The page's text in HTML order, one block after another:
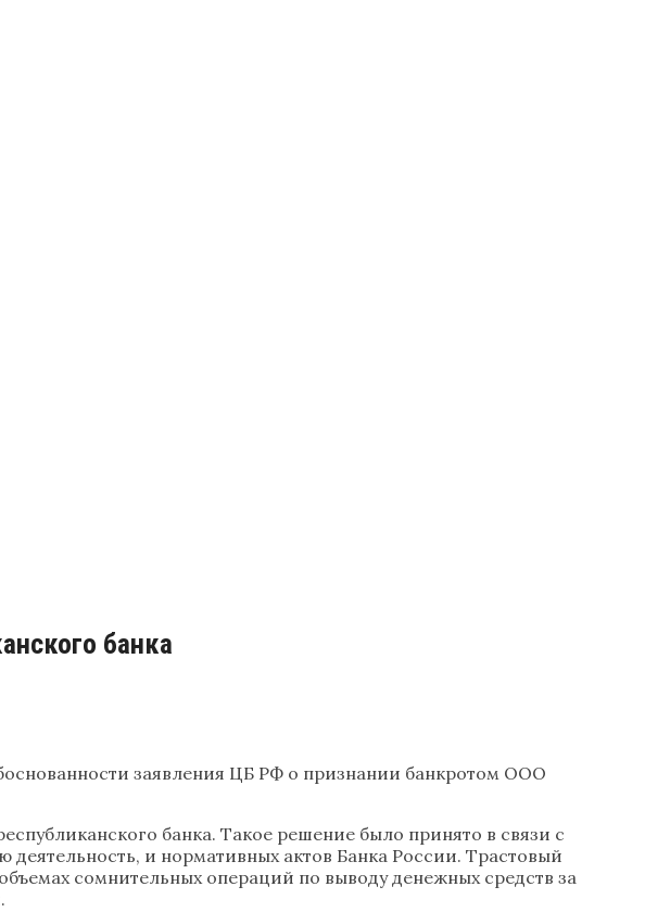
банка
заявления ЦБ РФ о признании банкротом ООО
банка. Такое решение было принято в связи с
и нормативных актов Банка России. Трастовый
сомнительных операций по выводу денежных средств за